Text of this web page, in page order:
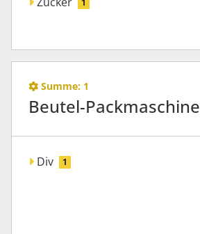
1
Summe: 1
Beutel-Packmaschine
Div 1